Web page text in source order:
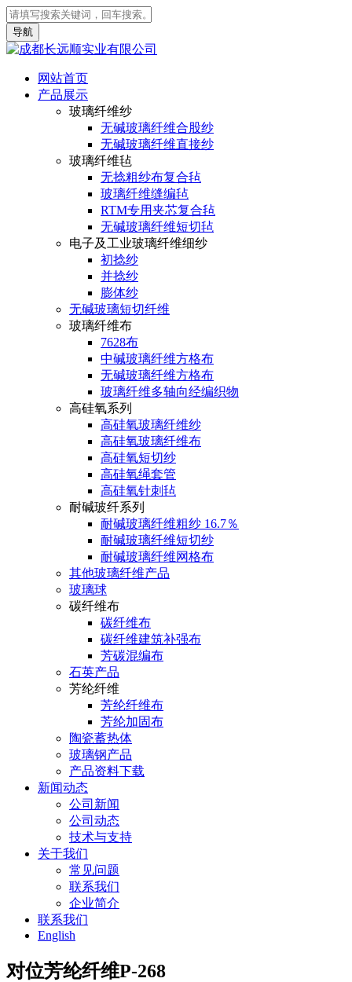
导航
网站首页
产品展示
玻璃纤维纱
无碱玻璃纤维合股纱
无碱玻璃纤维直接纱
玻璃纤维毡
无捻粗纱布复合毡
玻璃纤维缝编毡
RTM专用夹芯复合毡
无碱玻璃纤维短切毡
电子及工业玻璃纤维细纱
初捻纱
并捻纱
膨体纱
无碱玻璃短切纤维
玻璃纤维布
7628布
中碱玻璃纤维方格布
无碱玻璃纤维方格布
玻璃纤维多轴向经编织物
高硅氧系列
高硅氧玻璃纤维纱
高硅氧玻璃纤维布
高硅氧短切纱
高硅氧绳套管
高硅氧针刺毡
耐碱玻纤系列
耐碱玻璃纤维粗纱 16.7％
耐碱玻璃纤维短切纱
耐碱玻璃纤维网格布
其他玻璃纤维产品
玻璃球
碳纤维布
碳纤维布
碳纤维建筑补强布
芳碳混编布
石英产品
芳纶纤维
芳纶纤维布
芳纶加固布
陶瓷蓄热体
玻璃钢产品
产品资料下载
新闻动态
公司新闻
公司动态
技术与支持
关于我们
常见问题
联系我们
企业简介
联系我们
English
对位芳纶纤维P-268